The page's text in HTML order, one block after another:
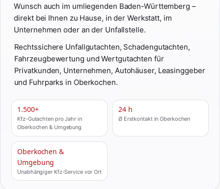
Wunsch auch im umliegenden Baden-Württemberg –
direkt bei Ihnen zu Hause, in der Werkstatt, im
Unternehmen oder an der Unfallstelle.
Rechtssichere Unfallgutachten, Schadengutachten,
Fahrzeugbewertung und Wertgutachten für
Privatkunden, Unternehmen, Autohäuser, Leasinggeber
und Fuhrparks in Oberkochen.
1.500+
Kfz-Gutachten pro Jahr in
Oberkochen & Umgebung
24 h
Ø Erstkontakt in Oberkochen
Oberkochen &
Umgebung
Unabhängiger Kfz-Service vor Ort